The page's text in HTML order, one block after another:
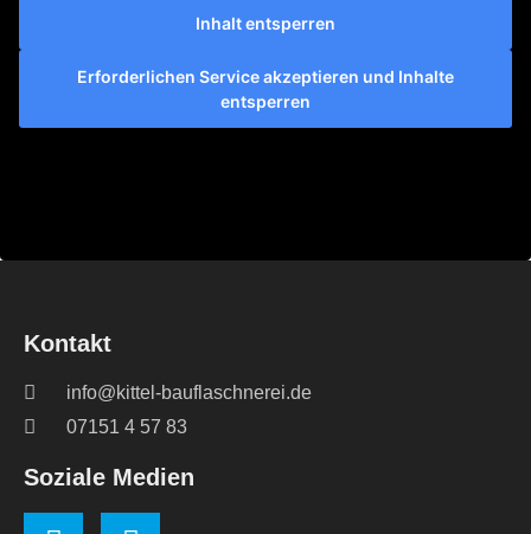
Inhalt entsperren
Erforderlichen Service akzeptieren und Inhalte
entsperren
Kontakt
info@kittel-bauflaschnerei.de
07151 4 57 83
Soziale Medien